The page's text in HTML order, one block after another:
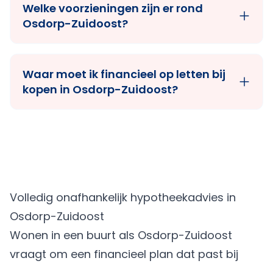
Welke voorzieningen zijn er rond
Osdorp-Zuidoost?
Waar moet ik financieel op letten bij
kopen in Osdorp-Zuidoost?
Volledig onafhankelijk hypotheekadvies in
Osdorp-Zuidoost
Wonen in een buurt als Osdorp-Zuidoost
vraagt om een financieel plan dat past bij